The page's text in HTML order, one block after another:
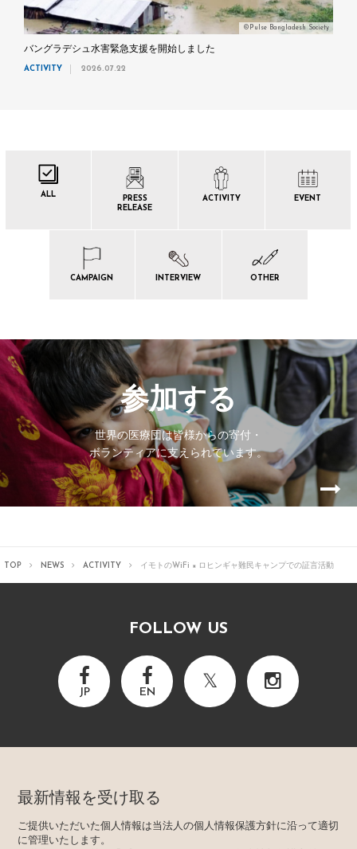
©Pulse Bangladesh Society
バングラデシュ水害緊急支援を開始しました
ACTIVITY 2026.07.22
ALL
PRESS
RELEASE
ACTIVITY EVENT
CAMPAIGN INTERVIEW OTHER
参加する
世界の医療団は皆様からの寄付・
ボランティアに支えられています。
TOP NEWS ACTIVITY イモトのWiFi × ロヒンギャ難民キャンプでの証言活動
FOLLOW US
JP EN
最新情報を受け取る
ご提供いただいた個人情報は当法人の個人情報保護方針に沿って適切
に管理いたします。